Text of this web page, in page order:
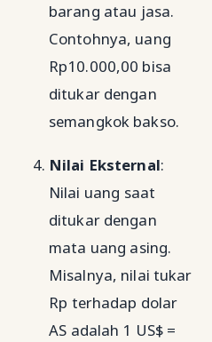
barang atau jasa.
Contohnya, uang
Rp10.000,00 bisa
ditukar dengan
semangkok bakso.
Nilai Eksternal:
Nilai uang saat
ditukar dengan
mata uang asing.
Misalnya, nilai tukar
Rp terhadap dolar
AS adalah 1 US$ =